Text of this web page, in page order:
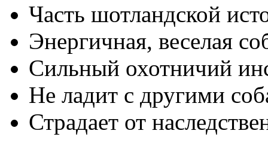
Часть шотландской
Энергичная, веселая
Сильный охотничий
Не ладит с другими
Страдает от